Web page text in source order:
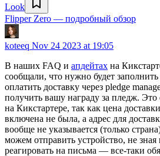
Look
Flipper Zero — подробный обзор
koteeq Nov 24 2023 at 19:05
В наших FAQ и апдейтах на
сообщали, что нужно будет
оплатить доставку через pledge
получить вашу награду за пледж. Это
на Кикстартере, так как цена
включена не была, а адрес для
вообще не указывается (только
можем отправить устройство, не
реагировать на письма — все-таки